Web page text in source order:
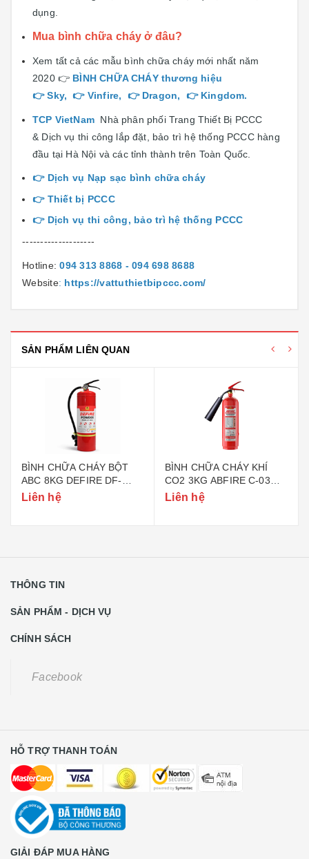
dụng.
Mua bình chữa cháy ở đâu?
Xem tất cả các mẫu bình chữa cháy mới nhất năm
2020 👉 BÌNH CHỮA CHÁYthương hiệu
👉Sky, 👉 Vinfire, 👉 Dragon, 👉 Kingdom.
TCP VietNam Nhà phân phối Trang Thiết Bị PCCC
& Dịch vụ thi công lắp đặt, bảo trì hệ thống PCCC hàng
đầu tại Hà Nội và các tỉnh thành trên Toàn Quốc.
👉 Dịch vụ Nạp sạc bình chữa cháy
👉 Thiết bị PCCC
👉 Dịch vụ thi công, bảo trì hệ thống PCCC
--------------------
Hotline: 094 313 8868 - 094 698 8688
Website: https://vattuthietbipccc.com/
SẢN PHẨM LIÊN QUAN
BÌNH CHỮA CHÁY BỘT
ABC 8KG DEFIRE DF-
ABC8 (BỘ CÔNG AN)
Liên hệ
BÌNH CHỮA CHÁY KHÍ
CO2 3KG ABFIRE C-03
(TEM BỘ CÔNG AN)
Liên hệ
THÔNG TIN
SẢN PHẨM - DỊCH VỤ
CHÍNH SÁCH
Facebook
HỖ TRỢ THANH TOÁN
GIẢI ĐÁP MUA HÀNG